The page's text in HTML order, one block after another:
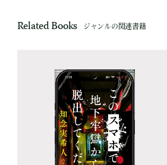
Related Books ジャンルの関連書籍